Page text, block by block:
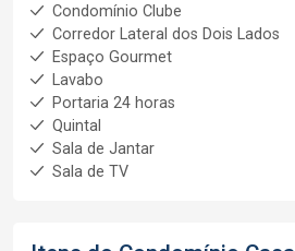
Condomínio Clube
Corredor Lateral dos Dois Lados
Espaço Gourmet
Lavabo
Portaria 24 horas
Quintal
Sala de Jantar
Sala de TV